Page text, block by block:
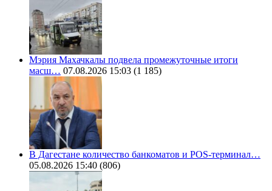
Мэрия Махачкалы подвела промежуточные итоги
масш… 07.08.2026 15:03 (1 185)
В Дагестане количество банкоматов и POS-терминал…
05.08.2026 15:40 (806)